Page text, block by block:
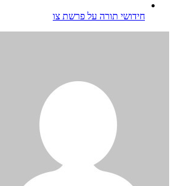
חידושי תורה על פרשת צו